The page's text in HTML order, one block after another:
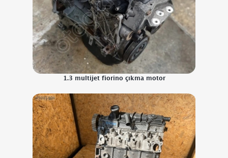
1.3 multijet fiorino çıkma motor